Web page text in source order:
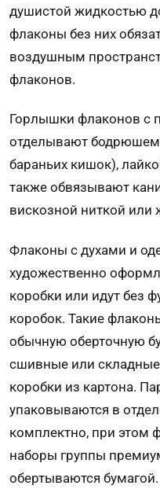
душистой жидкостью
флаконы без них
воздушным
флаконов.
Горлышки флаконов с
отделывают бодрюшем
бараньих кишок),
также обвязывают
вискозной ниткой или
Флаконы с духами и
художественно
коробки или идут без
коробок. Такие
обычную оберточную
сшивные или
коробки из картона.
упаковываются в
комплектно, при этом
наборы группы
обертываются